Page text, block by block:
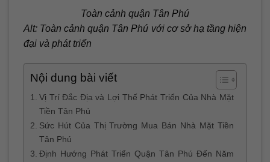
Toàn cảnh quận Tân Phú
Alt: Toàn cảnh quận Tân Phú với cơ sở hạ tầng hiện
đại và phát triển
Nội dung bài viết
Vị Trí Đắc Địa và Lợi Thế Phát Triển Của Nhà Mặt
Tiền Tân Phú
Sức Hút Của Thị Trường Mua Bán Nhà Mặt Tiền
Tân Phú
Định Hướng Phát Triển Quận Tân Phú Đến Năm